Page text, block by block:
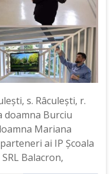
s. Râculești, r.
doamna Burciu
Mariana
ai IP Școala
Balacron,